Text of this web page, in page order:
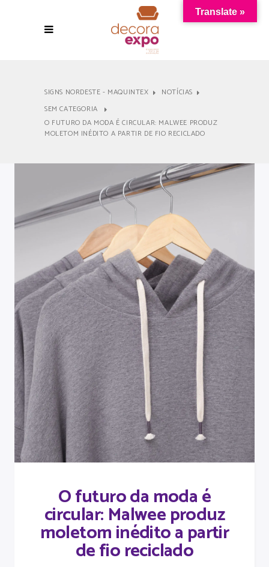
SIGNS NORDESTE - MAQUINTEX
NOTÍCIAS
SEM CATEGORIA
O FUTURO DA MODA É CIRCULAR: MALWEE PRODUZ
MOLETOM INÉDITO A PARTIR DE FIO RECICLADO
O futuro da moda é
circular: Malwee produz
moletom inédito a partir
de fio reciclado
Translate »